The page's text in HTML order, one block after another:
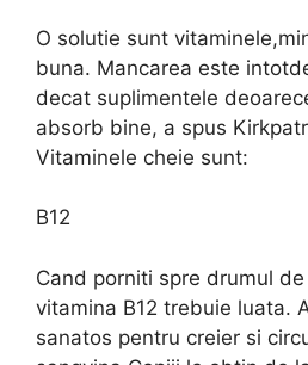
O solutie sunt
buna. Mancarea este
decat suplimentele
absorb bine, a spus
Vitaminele cheie sunt:
B12
Cand porniti spre drumul
vitamina B12 trebuie luata.
sanatos pentru creier si